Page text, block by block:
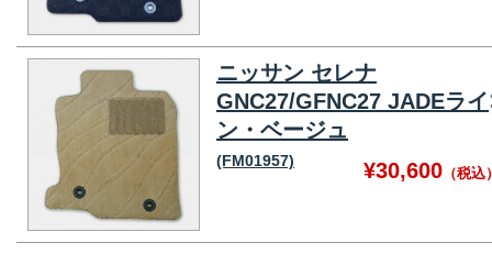
ニッサン セレナ
GNC27/GFNC27 JADEライ
ン・ベージュ
(FM01957) ¥30,600 （税込